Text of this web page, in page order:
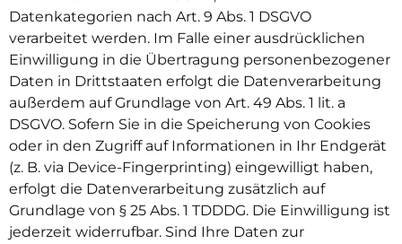
Datenkategorien nach Art. 9 Abs. 1 DSGVO
verarbeitet werden. Im Falle einer ausdrücklichen
Einwilligung in die Übertragung personenbezogener
Daten in Drittstaaten erfolgt die Datenverarbeitung
außerdem auf Grundlage von Art. 49 Abs. 1 lit. a
DSGVO. Sofern Sie in die Speicherung von Cookies
oder in den Zugriff auf Informationen in Ihr Endgerät
(z. B. via Device-Fingerprinting) eingewilligt haben,
erfolgt die Datenverarbeitung zusätzlich auf
Grundlage von § 25 Abs. 1 TDDDG. Die Einwilligung ist
jederzeit widerrufbar. Sind Ihre Daten zur